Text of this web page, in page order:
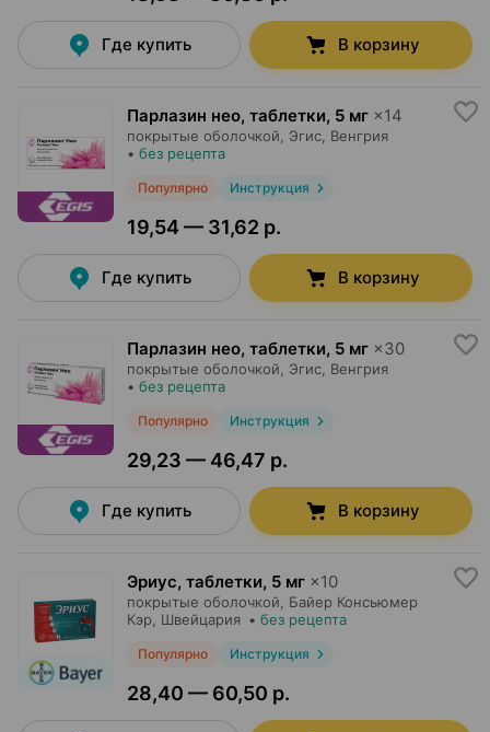
Где купить В корзину
Парлазин нео, таблетки, 5 мг ×14
покрытые оболочкой, Эгис , Венгрия
• без рецепта
Популярно Инструкция
19,54 — 31,62 р.
Где купить В корзину
Парлазин нео, таблетки, 5 мг ×30
покрытые оболочкой, Эгис , Венгрия
• без рецепта
Популярно Инструкция
29,23 — 46,47 р.
Где купить В корзину
Эриус, таблетки, 5 мг ×10
покрытые оболочкой,
Байер Консьюмер
Кэр , Швейцария • без рецепта
Популярно Инструкция
28,40 — 60,50 р.